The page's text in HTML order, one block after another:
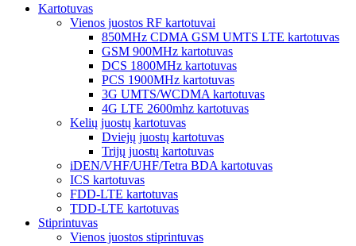
Kartotuvas
Vienos juostos RF kartotuvai
850MHz CDMA GSM UMTS LTE kartotuvas
GSM 900MHz kartotuvas
DCS 1800MHz kartotuvas
PCS 1900MHz kartotuvas
3G UMTS/WCDMA kartotuvas
4G LTE 2600mhz kartotuvas
Kelių juostų kartotuvas
Dviejų juostų kartotuvas
Trijų juostų kartotuvas
iDEN/VHF/UHF/Tetra BDA kartotuvas
ICS kartotuvas
FDD-LTE kartotuvas
TDD-LTE kartotuvas
Stiprintuvas
Vienos juostos stiprintuvas